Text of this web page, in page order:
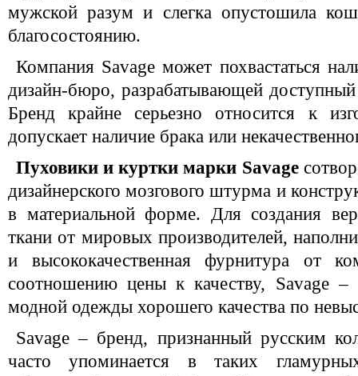
мужской разум и слегка опустошила
благосостоянию.
Компания Savage может похвастаться
дизайн-бюро, разрабатывающей
Бренд крайне серьезно относится к
допускает наличие брака или
Пуховики и куртки марки Savage
дизайнерского мозгового штурма и
в материальной форме. Для создания
ткани от мировых производителей,
и высококачественная фурнитура от
соотношению цены к качеству, Savage –
модной одежды хорошего качества по
Savage – бренд, признанный русским
часто упоминается в таких